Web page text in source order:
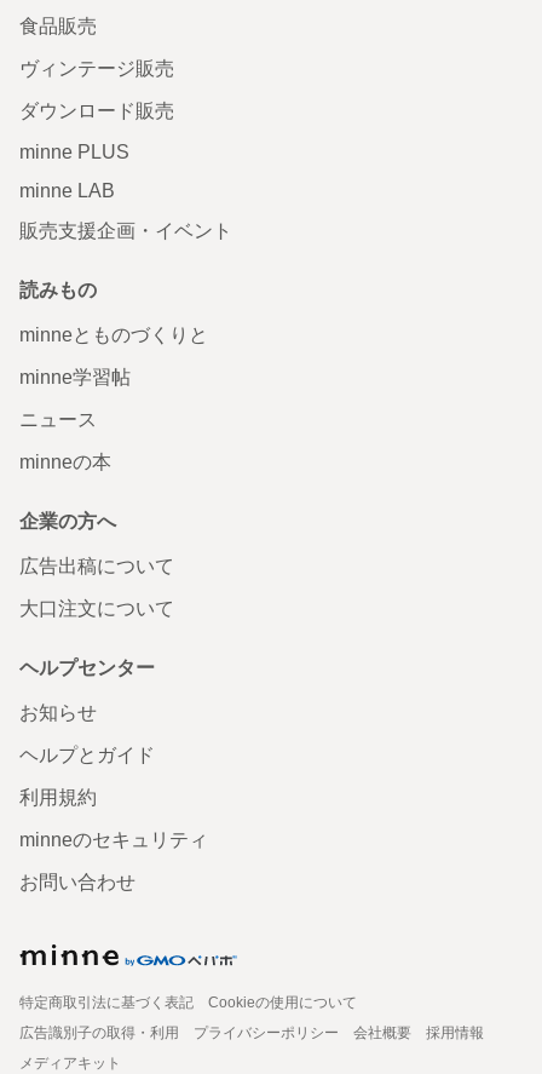
食品販売
ヴィンテージ販売
ダウンロード販売
minne PLUS
minne LAB
販売支援企画・イベント
読みもの
minneとものづくりと
minne学習帖
ニュース
minneの本
企業の方へ
広告出稿について
大口注文について
ヘルプセンター
お知らせ
ヘルプとガイド
利用規約
minneのセキュリティ
お問い合わせ
特定商取引法に基づく表記
Cookieの使用について
広告識別子の取得・利用
プライバシーポリシー 会社概要
採用情報
メディアキット